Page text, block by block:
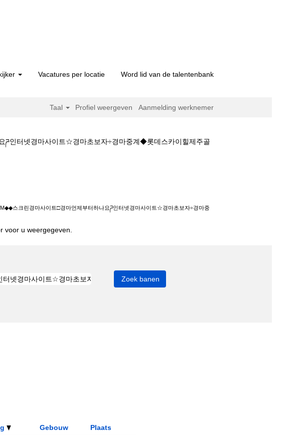
Vacatures per locatie Word lid van de talentenbank
Taal Profiel weergeven Aanmelding werknemer
ཌ인터넷경마사이트☆경마초보자÷경마중계◆롯데스카이힐제주골
스크린경마사이트□경마언제부터하나요ཌ인터넷경마사이트☆경마초보자÷경마중
voor u weergegeven.
Gebouw Plaats